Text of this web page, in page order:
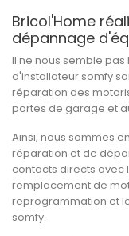
Bricol'Home
dépannage
Il ne nous semble
d'installateur somfy
réparation des
portes de garage et
Ainsi, nous sommes
réparation et de
contacts directs avec
remplacement de
reprogrammation et
somfy.